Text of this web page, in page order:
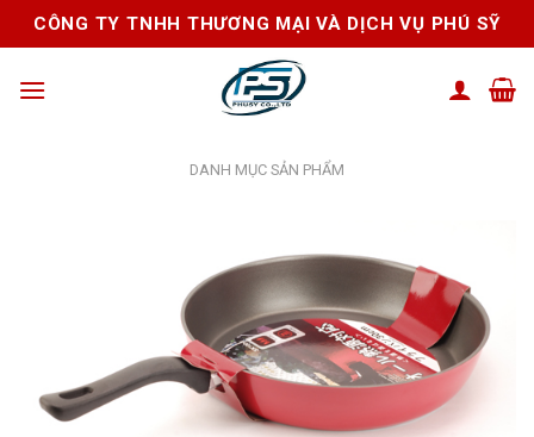
Skip
to
CÔNG TY TNHH THƯƠNG MẠI VÀ DỊCH VỤ PHÚ SỸ
DANH MỤC SẢN PHẨM